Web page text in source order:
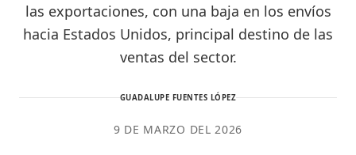
las exportaciones, con una baja en los envíos
hacia Estados Unidos, principal destino de las
ventas del sector.
GUADALUPE FUENTES LÓPEZ
9 DE MARZO DEL 2026